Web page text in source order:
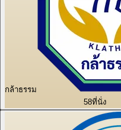
กล้าธรรม
58ที่นั่ง